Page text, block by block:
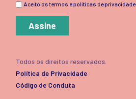
Aceito os termos e políticas de privacidade
Assine
Todos os direitos reservados.
Política de Privacidade
Código de Conduta